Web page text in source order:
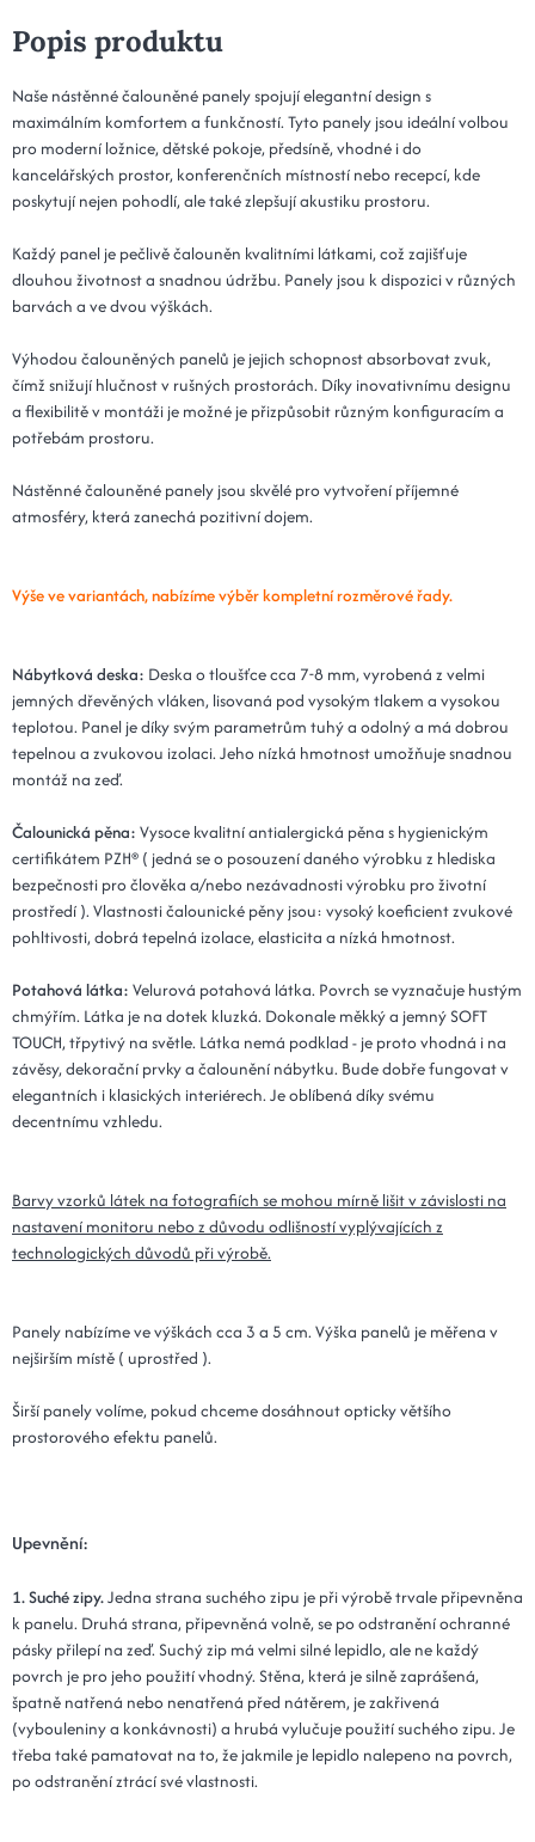
30x60x5 - 19 grafitová
15x80x5 - 19 grafitová
Kód: Plot 15x80x5 - 19 grafitová
14 dní
Kód: Plot 20x80x5 - 19 grafitová
14 dní
25x70x5 - 19 grafitová
Kód: Plot 25x70x5 - 19 grafitová
14 dní
30x70x5 - 19 grafitová
Kód: Plot 30x70x5 - 19 grafitová
432 Kč
15x90x5 - 19 grafitová
Kód: Plot 15x90x5 - 19 grafitová
449 Kč
20x90x5 - 19 grafitová
Kód: Plot 20x90x5 - 19 grafitová
449 Kč
15x100x5 - 19 grafitová
Kód: Plot 15x100x5 - 19 grafitová
492 Kč
14 dní
20x100x5 - 19 grafitová
Kód: Plot 20x100x5 - 19 grafitová
492 Kč
25x80x5 - 19 grafitová
Kód: Plot 25x80x5 - 19 grafitová
494 Kč
14 dní
30x80x5 - 19 grafitová
494 Kč
15x110x5 - 19 grafitová
Kód: Plot 15x110x5 - 19 grafitová
536 Kč
20x110x5 - 19 grafitová
25x90x5 - 19 grafitová
Kód: Plot 25x90x5 - 19 grafitová
545 Kč
Kód: Plot 30x90x5 - 19 grafitová
14 dní
Kód: Plot 15x120x5 - 19 grafitová
14 dní
Kód: Plot 25x100x5 - 19 grafitová
14 dní
30x100x5 - 19 grafitová
Kód: Plot 30x100x5 - 19 grafitová
597 Kč
14 dní
25x110x5 - 19 grafitová
Kód: Plot 25x110x5 - 19 grafitová
649 Kč
14 dní
Popis produktu
Naše nástěnné čalouněné panely spojují elegantní design s
maximálním komfortem a funkčností. Tyto panely jsou ideální volbou
pro moderní ložnice, dětské pokoje, předsíně, vhodné i do
kancelářských prostor, konferenčních místností nebo recepcí, kde
poskytují nejen pohodlí, ale také zlepšují akustiku prostoru.
Každý panel je pečlivě čalouněn kvalitními látkami, což zajišťuje
dlouhou životnost a snadnou údržbu. Panely jsou k dispozici v různých
barvách a ve dvou výškách.
Výhodou čalouněných panelů je jejich schopnost absorbovat zvuk,
čímž snižují hlučnost v rušných prostorách. Díky inovativnímu designu
a flexibilitě v montáži je možné je přizpůsobit různým konfiguracím a
potřebám prostoru.
Nástěnné čalouněné panely jsou skvělé pro vytvoření příjemné
atmosféry, která zanechá pozitivní dojem.
Výše ve variantách, nabízíme výběr kompletní rozměrové řady.
Nábytková deska: Deska o tloušťce cca 7-8 mm, vyrobená z velmi
jemných dřevěných vláken, lisovaná pod vysokým tlakem a vysokou
teplotou. Panel je díky svým parametrům tuhý a odolný a má dobrou
tepelnou a zvukovou izolaci. Jeho nízká hmotnost umožňuje snadnou
montáž na zeď.
Čalounická pěna: Vysoce kvalitní antialergická pěna s hygienickým
certifikátem PZH® ( jedná se o posouzení daného výrobku z hlediska
bezpečnosti pro člověka a/nebo nezávadnosti výrobku pro životní
prostředí ). Vlastnosti čalounické pěny jsou: vysoký koeficient zvukové
pohltivosti, dobrá tepelná izolace, elasticita a nízká hmotnost.
Potahová látka: Velurová potahová látka. Povrch se vyznačuje hustým
chmýřím. Látka je na dotek kluzká. Dokonale měkký a jemný SOFT
TOUCH, třpytivý na světle. Látka nemá podklad - je proto vhodná i na
závěsy, dekorační prvky a čalounění nábytku. Bude dobře fungovat v
elegantních i klasických interiérech. Je oblíbená díky svému
decentnímu vzhledu.
Barvy vzorků látek na fotografiích se mohou mírně lišit v závislosti na
nastavení monitoru nebo z důvodu odlišností vyplývajících z
technologických důvodů při výrobě.
Panely nabízíme ve výškách cca 3 a 5 cm. Výška panelů je měřena v
nejširším místě ( uprostřed ).
Širší panely volíme, pokud chceme dosáhnout opticky většího
prostorového efektu panelů.
Upevnění:
1. Suché zipy.Jedna strana suchého zipu je při výrobě trvale připevněna
k panelu. Druhá strana, připevněná volně, se po odstranění ochranné
pásky přilepí na zeď. Suchý zip má velmi silné lepidlo, ale ne každý
povrch je pro jeho použití vhodný. Stěna, která je silně zaprášená,
špatně natřená nebo nenatřená před nátěrem, je zakřivená
(vybouleniny a konkávnosti) a hrubá vylučuje použití suchého zipu. Je
třeba také pamatovat na to, že jakmile je lepidlo nalepeno na povrch,
po odstranění ztrácí své vlastnosti.